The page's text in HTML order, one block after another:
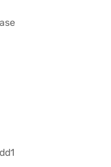
और स्मूथ वीडियो कॉल के
माइक्रोफोन इमर्सिव
के साथ बेहतर किया जाता